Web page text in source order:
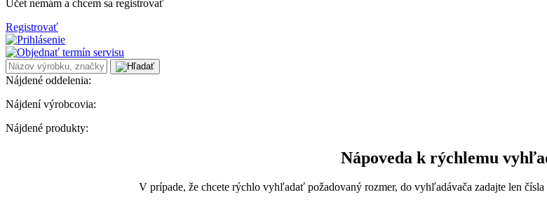
Účet nemám a chcem sa registrovať
Registrovať
Nájdené oddelenia:
Nájdení výrobcovia:
Nájdené produkty:
Nápoveda k rýchlemu
V prípade, že chcete rýchlo vyhľadať požadovaný rozmer, do vyhľadávača zadajte len